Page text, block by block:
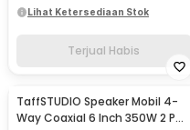
Lihat Ketersediaan Stok
Terjual Habis
TaffSTUDIO Speaker Mobil 4-
Way Coaxial 6 Inch 350W 2 PCS